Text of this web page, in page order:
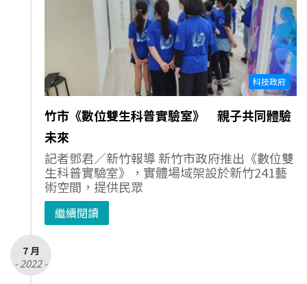
科技政府
竹市《數位雙生科普實驗室》 親子共同體驗
未來
記者鄧君／新竹報導 新竹市政府推出《數位雙
生科普實驗室》，實體場域架設於新竹241藝
術空間，提供民眾
繼續閱讀
7 月
- 2022 -